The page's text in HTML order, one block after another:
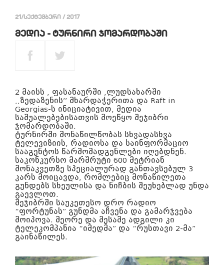
21/სექტემბერი / 2017
მედია - ტურნირი ჯომარდობაში
2 მაისს , ფასანაურში ,ლუდსახარში
,,ზედაზენის’’ მხარდაჭერითა და Raft in
Georgias-ს ინიციატივით, მედია
საშუალებებისათვის მოეწყო შეჯიბრი
ჯომარდობაში.
ტურნირში მონაწილწობას სხვადასხვა
ტელევიზიის, რადიოსა და საინფორმაციო
სააგენტოს წარმომადგენლები იღებდნენ.
საკონკურსო მარშრუტი 600 მეტრიან
მონაკვეთზე სპეციალურად განთავსებულ 3
კარს მოიცავდა, რომლებიც მონაწილეთა
გუნდებს სხეულისა და ნიჩბის შეუხებლად უნდა
გაევლოთ.
შეჯიბრში საუკეთესო დრო რადიო
“ფორტუნას” გუნდმა აჩვენა და გამარჯვება
მოიპოვა. მეორე და მესამე ადგილი კი
ტელეკომპანია “იმედმა” და “რუსთავი 2-მა”
გაინაწილეს.